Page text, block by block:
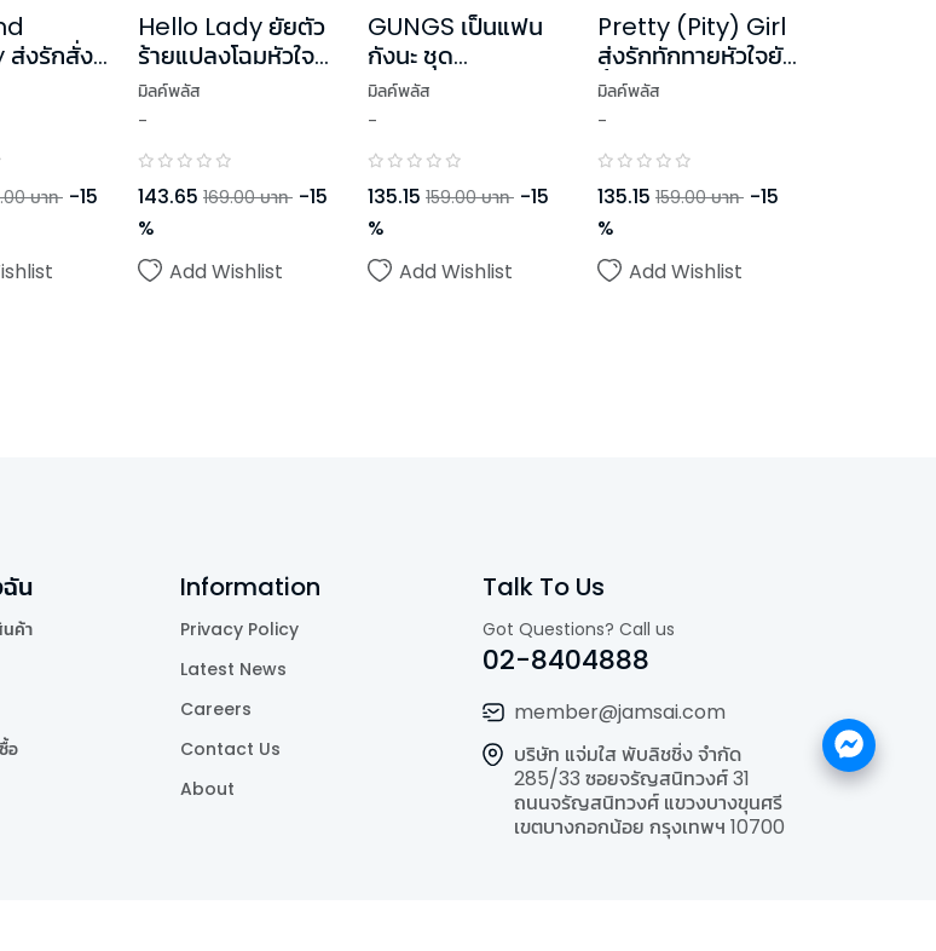
ส่งรักสั่ง
หัวใจ
บาท -15
Hello Lady ยัยตัว
ร้ายแปลงโฉมหัวใจ
วิ่งไล่จับรัก
มิลค์พลัส
-
143.65 169.00 บาท -15
%
Add Wishlist
GUNGS เป็นแฟน
กังนะ ชุด
RealGuysFiction
มิลค์พลัส
-
135.15 159.00 บาท -15
%
Add Wishlist
Pretty (Pity) Girl
ส่งรักทักทายหัวใจยัย
ขี้ลืม
มิลค์พลัส
-
135.15 159.00 บาท -15
%
Add Wishlist
น
ค้า
อ
Information
Privacy Policy
Latest News
Careers
Contact Us
About
Talk To Us
Got Questions? Call us
02-8404888
member@jamsai.com
บริษัท แจ่มใส พับลิชชิ่ง จำกัด
285/33 ซอยจรัญสนิทวงศ์ 31
ถนนจรัญสนิทวงศ์ แขวงบางขุนศรี
เขตบางกอกน้อย กรุงเทพฯ 10700